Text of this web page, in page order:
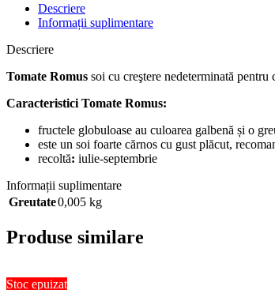
Descriere
Informații suplimentare
Descriere
Tomate Romus soi cu creştere nedeterminată
Caracteristici Tomate Romus:
fructele globuloase au culoarea galbenă și o
este un soi foarte cărnos cu gust plăcut,
recoltă: iulie-septembrie
Informații suplimentare
Greutate0,005 kg
Produse similare
Stoc epuizat